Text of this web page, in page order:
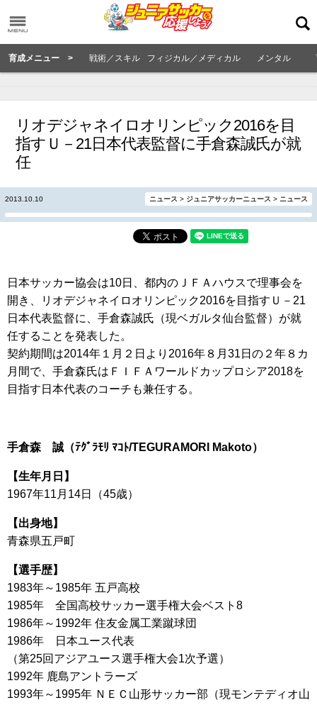
育成メニュー > 戦術／スキル フィジカル／メディカル メンタル
リオデジャネイロオリンピック2016を目
指すＵ－21日本代表監督に手倉森誠氏が就
任
2013.10.10 ニュース > ジュニアサッカーニュース > ニュース
日本サッカー協会は10日、都内のＪＦＡハウスで理事会を
開き、リオデジャネイロオリンピック2016を目指すＵ－21
日本代表監督に、手倉森誠氏（現ベガルタ仙台監督）が就
任することを発表した。
契約期間は2014年１月２日より2016年８月31日の２年８カ
月間で、手倉森氏はＦＩＦＡワールドカップロシア2018を
目指す日本代表のコーチも兼任する。
手倉森 誠（ﾃｸﾞﾗﾓﾘ ﾏｺﾄ/TEGURAMORI Makoto）
【生年月日】
1967年11月14日（45歳）
【出身地】
青森県五戸町
【選手歴】
1983年～1985年 五戸高校
1985年 全国高校サッカー選手権大会ベスト8
1986年～1992年 住友金属工業蹴球団
1986年 日本ユース代表
（第25回アジアユース選手権大会1次予選）
1992年 鹿島アントラーズ
1993年～1995年 ＮＥＣ山形サッカー部（現モンテディオ山